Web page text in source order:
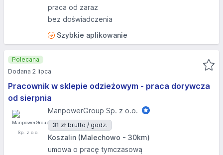
praca od zaraz
bez doświadczenia
Szybkie aplikowanie
Pracownik w sklepie odzieżowym - praca dorywcza
od sierpnia
ManpowerGroup Sp. z o.o.
31 zł brutto / godz.
Koszalin (Malechowo - 30km)
umowa o pracę tymczasową
Polecana
Dodana 2 lipca